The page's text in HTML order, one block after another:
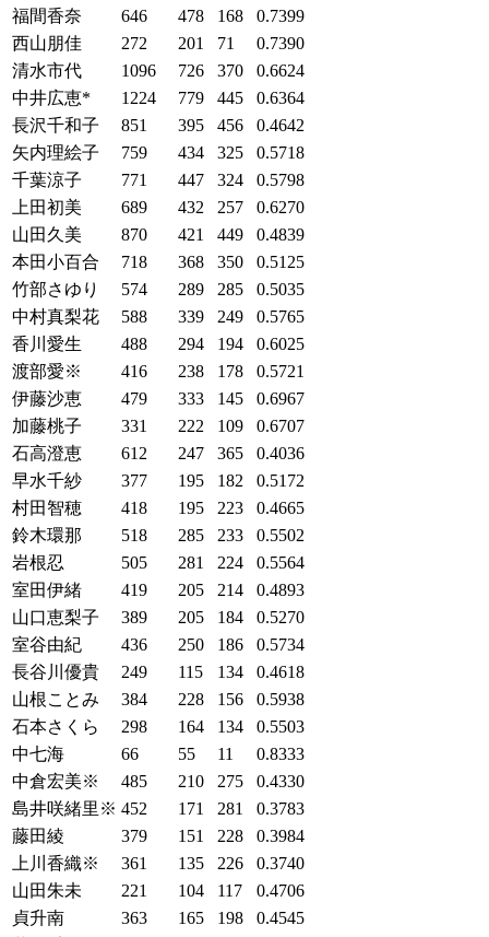
福間香奈
646 478 168
0.7399
西山朋佳
272 201 71
0.7390
清水市代
1096 726 370
0.6624
中井広恵*
1224 779 445
0.6364
長沢千和子
851 395 456
0.4642
矢内理絵子
759 434 325
0.5718
千葉涼子
771 447 324
0.5798
上田初美
689 432 257
0.6270
山田久美
870 421 449
0.4839
本田小百合
718 368 350
0.5125
竹部さゆり
574 289 285
0.5035
中村真梨花
588 339 249
0.5765
香川愛生
488 294 194
0.6025
渡部愛※
416 238 178
0.5721
伊藤沙恵
479 333 145
0.6967
加藤桃子
331 222 109
0.6707
石高澄恵
612 247 365
0.4036
早水千紗
377 195 182
0.5172
村田智穂
418 195 223
0.4665
鈴木環那
518 285 233
0.5502
岩根忍
505 281 224
0.5564
室田伊緒
419 205 214
0.4893
山口恵梨子
389 205 184
0.5270
室谷由紀
436 250 186
0.5734
長谷川優貴
249 115 134
0.4618
山根ことみ
384 228 156
0.5938
石本さくら
298 164 134
0.5503
中七海
66 55 11
0.8333
中倉宏美※
485 210 275
0.4330
島井咲緒里※ 452 171 281
0.3783
藤田綾
379 151 228
0.3984
上川香織※
361 135 226
0.3740
山田朱未
221 104 117
0.4706
貞升南
363 165 198
0.4545